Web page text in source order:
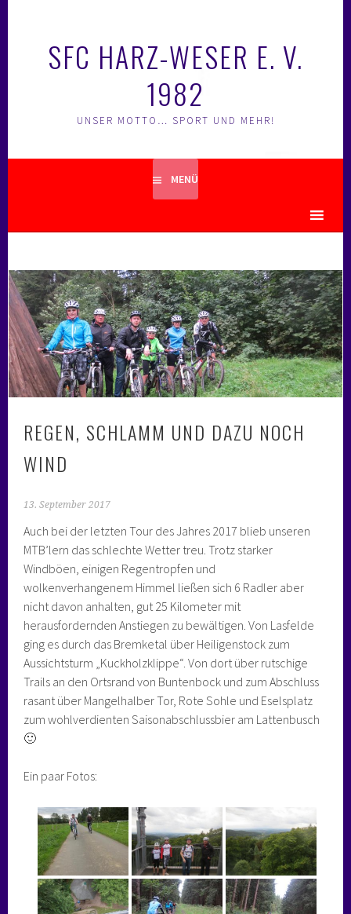
SFC HARZ-WESER E. V.
1982
UNSER MOTTO… SPORT UND MEHR!
MENÜ
REGEN, SCHLAMM UND DAZU NOCH
WIND
13. September 2017
Auch bei der letzten Tour des Jahres 2017 blieb unseren
MTB’lern das schlechte Wetter treu. Trotz starker
Windböen, einigen Regentropfen und
wolkenverhangenem Himmel ließen sich 6 Radler aber
nicht davon anhalten, gut 25 Kilometer mit
herausfordernden Anstiegen zu bewältigen. Von Lasfelde
ging es durch das Bremketal über Heiligenstock zum
Aussichtsturm „Kuckholzklippe“. Von dort über rutschige
Trails an den Ortsrand von Buntenbock und zum Abschluss
rasant über Mangelhalber Tor, Rote Sohle und Eselsplatz
zum wohlverdienten Saisonabschlussbier am Lattenbusch
🙂
Ein paar Fotos: